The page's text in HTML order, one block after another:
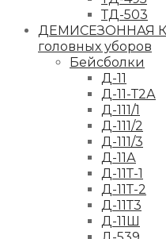
ТД-503
ДЕМИСЕЗОННАЯ
головных уборов
Бейсболки
Д-11
Д-11-Т2А
Д-111/1
Д-111/2
Д-111/3
Д-11А
Д-11Т-1
Д-11Т-2
Д-11Т3
Д-11Ш